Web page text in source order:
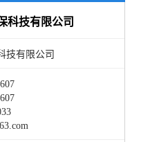
科技有限公司
技有限公司